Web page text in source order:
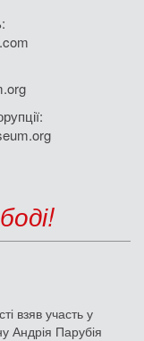
взяв участь у
Андрія Парубія